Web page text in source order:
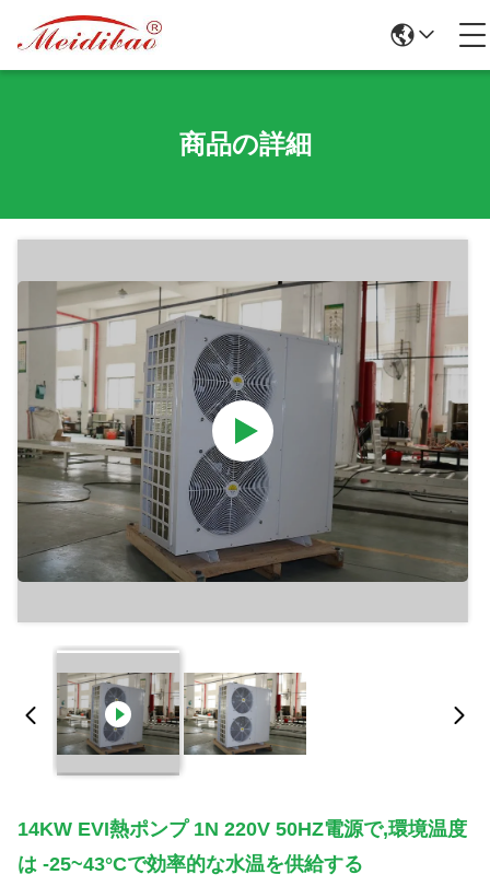
商品の詳細
14KW EVI熱ポンプ 1N 220V 50HZ電源で,環境温度
は -25~43°Cで効率的な水温を供給する